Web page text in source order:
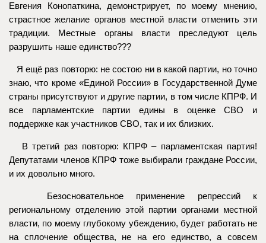
Евгения Конопаткина, демонстрирует, по моему мнению,
страстное желание органов местной власти отменить эти
традиции. Местные органы власти преследуют цель
разрушить наше единство???
Я ещё раз повторю: не состою ни в какой партии, но точно
знаю, что кроме «Единой России» в Государственной Думе
страны присутствуют и другие партии, в том числе КПРФ. И
все парламентские партии едины в оценке СВО и
поддержке как участников СВО, так и их близких.
В третий раз повторю: КПРФ – парламентская партия!
Депутатами членов КПРФ тоже выбирали граждане России,
и их довольно много.
Безосновательное применение репрессий к
региональному отделению этой партии органами местной
власти, по моему глубокому убеждению, будет работать не
на сплочение общества, не на его единство, а совсем